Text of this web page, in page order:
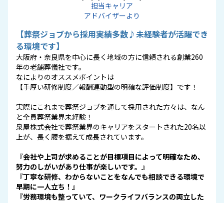
担当キャリア
アドバイザーより
【葬祭ジョブから採用実績多数♪未経験者が活躍でき
る環境です】
大阪府・奈良県を中心に長く地域の方に信頼される創業260
年の老舗葬儀社です。
なによりのオススメポイントは
【手厚い研修制度／報酬連動型の明確な評価制度】です！
実際にこれまで葬祭ジョブを通して採用された方々は、なん
と全員葬祭業界未経験！
泉屋株式会社で葬祭業界のキャリアをスタートされた20名以
上が、長く腰を据えて成長されています。
『会社や上司が求めることが目標項目によって明確なため、
努力のしがいがあり仕事が楽しいです。』
『丁寧な研修、わからないことをなんでも相談できる環境で
早期に一人立ち！』
『労務環境も整っていて、ワークライフバランスの両立した